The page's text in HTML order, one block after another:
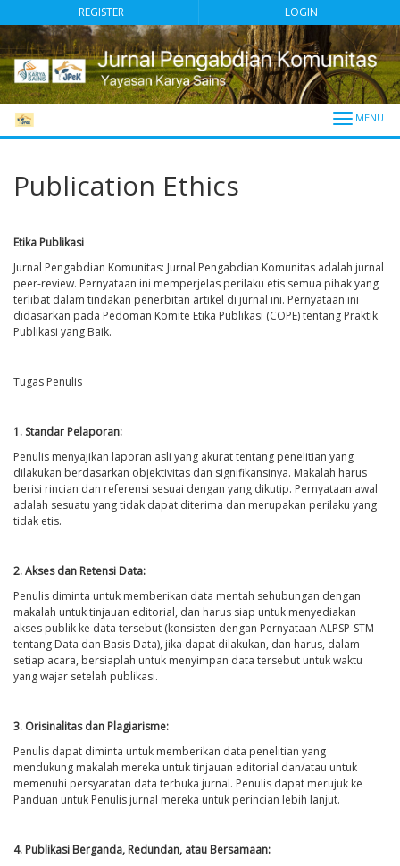
##plugins.themes.bootstrap3.accessible_menu.main_navigation##
##plugins.themes.bootstrap3.accessible_menu.main_content##
##plugins.themes.bootstrap3.accessible_menu.sidebar##
REGISTER LOGIN
Toggle
Publication Ethics
Etika Publikasi
Jurnal Pengabdian Komunitas: Jurnal Pengabdian Komunitas adalah jurnal
peer-review. Pernyataan ini memperjelas perilaku etis semua pihak yang
terlibat dalam tindakan penerbitan artikel di jurnal ini. Pernyataan ini
didasarkan pada Pedoman Komite Etika Publikasi (COPE) tentang Praktik
Publikasi yang Baik.
Tugas Penulis
1. Standar Pelaporan:
Penulis menyajikan laporan asli yang akurat tentang penelitian yang
dilakukan berdasarkan objektivitas dan signifikansinya. Makalah harus
berisi rincian dan referensi sesuai dengan yang dikutip. Pernyataan awal
adalah sesuatu yang tidak dapat diterima dan merupakan perilaku yang
tidak etis.
2. Akses dan Retensi Data:
Penulis diminta untuk memberikan data mentah sehubungan dengan
makalah untuk tinjauan editorial, dan harus siap untuk menyediakan
akses publik ke data tersebut (konsisten dengan Pernyataan ALPSP-STM
tentang Data dan Basis Data), jika dapat dilakukan, dan harus, dalam
setiap acara, bersiaplah untuk menyimpan data tersebut untuk waktu
yang wajar setelah publikasi.
3. Orisinalitas dan Plagiarisme:
Penulis dapat diminta untuk memberikan data penelitian yang
mendukung makalah mereka untuk tinjauan editorial dan/atau untuk
memenuhi persyaratan data terbuka jurnal. Penulis dapat merujuk ke
Panduan untuk Penulis jurnal mereka untuk perincian lebih lanjut.
4. Publikasi Berganda, Redundan, atau Bersamaan: